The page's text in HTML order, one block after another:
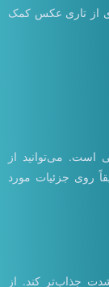
از تاری عکس کمک
است. می‌توانید از
روی جزئیات مورد
جذاب‌تر کند. از